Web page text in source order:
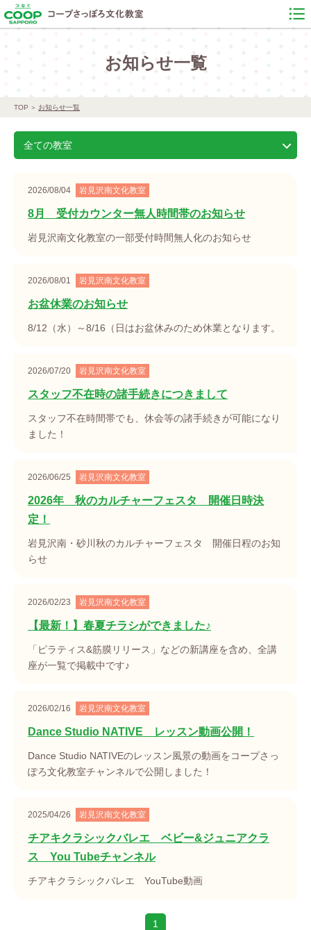
お知らせ一覧
TOP お知らせ一覧
全ての教室
2026/08/04 岩見沢南文化教室
8月 受付カウンター無人時間帯のお知らせ
岩見沢南文化教室の一部受付時間無人化のお知らせ
2026/08/01 岩見沢南文化教室
お盆休業のお知らせ
8/12（水）～8/16（日はお盆休みのため休業となります。
2026/07/20 岩見沢南文化教室
スタッフ不在時の諸手続きにつきまして
スタッフ不在時間帯でも、休会等の諸手続きが可能になり
ました！
2026/06/25 岩見沢南文化教室
2026年 秋のカルチャーフェスタ 開催日時決
定！
岩見沢南・砂川秋のカルチャーフェスタ 開催日程のお知
らせ
2026/02/23 岩見沢南文化教室
【最新！】春夏チラシができました♪
「ピラティス&筋膜リリース」などの新講座を含め、全講
座が一覧で掲載中です♪
2026/02/16 岩見沢南文化教室
Dance Studio NATIVE レッスン動画公開！
Dance Studio NATIVEのレッスン風景の動画をコープさっ
ぽろ文化教室チャンネルで公開しました！
2025/04/26 岩見沢南文化教室
チアキクラシックバレエ ベビー&ジュニアクラ
ス You Tubeチャンネル
チアキクラシックバレエ YouTube動画
1